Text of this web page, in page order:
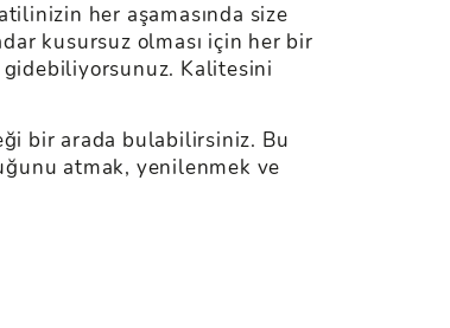
her aşamasında size
kusursuz olması için her bir
Kalitesini
bir arada bulabilirsiniz. Bu
atmak, yenilenmek ve